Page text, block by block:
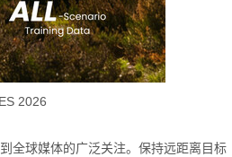
2026
全球媒体的广泛关注。保持远距离目标